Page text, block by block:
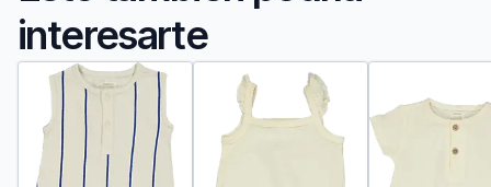
interesarte